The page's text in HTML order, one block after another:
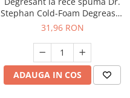
Stephan Cold-Foam Degreaser
750ml, 90012914
31,96 RON
ADAUGA IN COS